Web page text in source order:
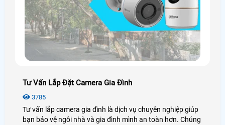
Tư Vấn Lắp Đặt Camera Gia Đình
3785
Tư vấn lắp camera gia đình là dịch vụ chuyên nghiệp giúp
bạn bảo vệ ngôi nhà và gia đình mình an toàn hơn. Chúng